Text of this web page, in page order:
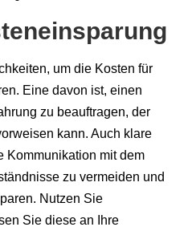
um die Kosten für
Eine davon ist, einen
zu beauftragen, der
kann. Auch klare
Kommunikation mit dem
zu vermeiden und
Nutzen Sie
Sie diese an Ihre